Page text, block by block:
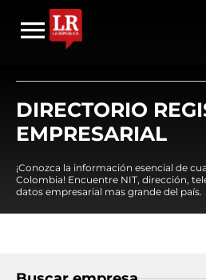
DIRECTORIO
EMPRESARIAL
¡Conozca la información esencial de
Colombia! Encuentre NIT, dirección,
datos empresarial mas grande del país.